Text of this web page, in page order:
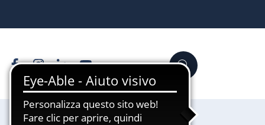
FacebookInstagram
LinkedinYouTube Cerca
Sostienici